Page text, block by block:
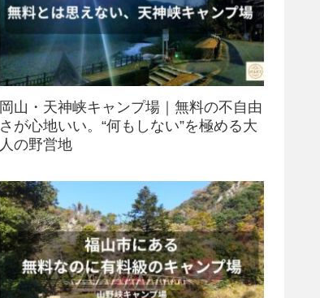
岡山・天神峡キャンプ場｜無料の不自由
さが心地いい。“何もしない”を極める大
人の野営地